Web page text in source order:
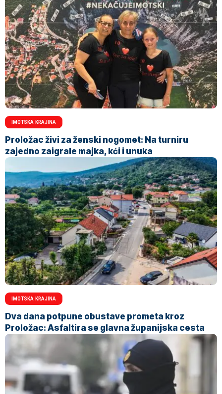
IMOTSKA KRAJINA
Proložac živi za ženski nogomet: Na turniru
zajedno zaigrale majka, kći i unuka
IMOTSKA KRAJINA
Dva dana potpune obustave prometa kroz
Proložac: Asfaltira se glavna županijska cesta